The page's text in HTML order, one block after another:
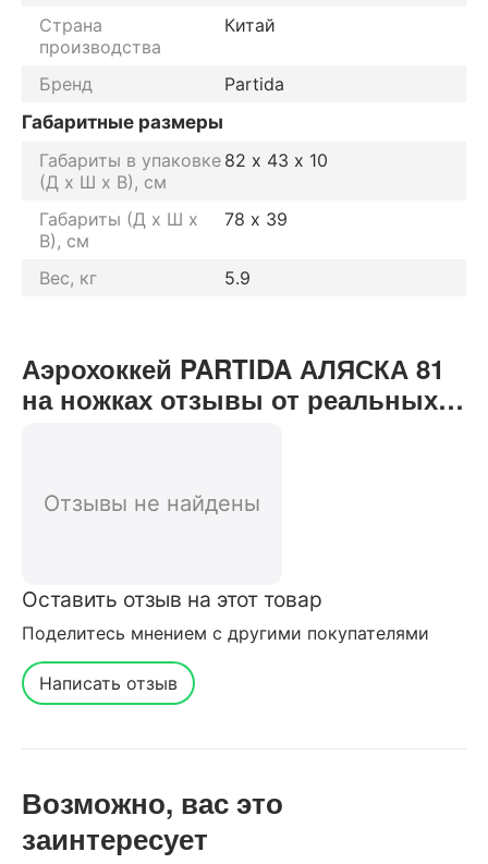
Страна
производства
Китай
Бренд
Partida
Габаритные размеры
Габариты в упаковке
(Д х Ш х В), см
82 х 43 х 10
Габариты (Д х Ш х
В), см
78 х 39
Вес, кг 5.9
Аэрохоккей PARTIDA АЛЯСКА 81
на ножках отзывы от реальных
Отзывы не найдены
Оставить отзыв на этот товар
Поделитесь мнением с другими покупателями
Написать отзыв
Возможно, вас это
заинтересует